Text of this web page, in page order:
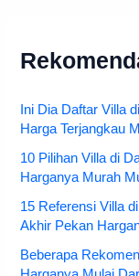
Ini Dia Daftar Villa
Harga Terjangkau
10 Pilihan Villa di
Harganya Murah
15 Referensi Villa
Akhir Pekan
Beberapa